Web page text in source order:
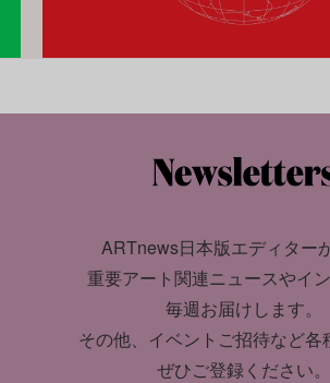
ARTnews日本版エディター
重要アート関連ニュースやイ
毎週お届けします。
その他、イベントご招待など各
ぜひご登録ください。